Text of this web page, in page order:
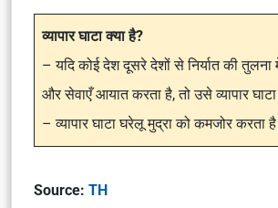
व्यापार घाटा क्या है?
– यदि कोई देश दूसरे देशों से निर्यात की
और सेवाएँ आयात करता है, तो उसे व्यापार
– व्यापार घाटा घरेलू मुद्रा को कमजोर करता
Source: TH